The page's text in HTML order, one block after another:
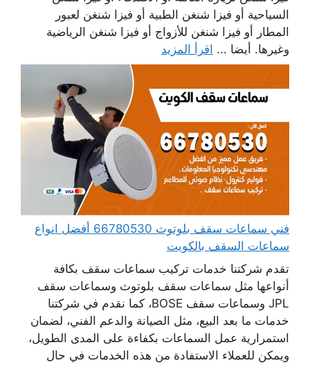
السياحية أو فيزا شنغن الطبية أو فيزا شنغن لعبور
المطار أو فيزا شنغن للأزواج أو فيزا شنغن الرياضية
وغيرها. أيضا ... اقرأ المزيد
فني سماعات سقف بلوتوث 66780530 أفضل انواع
سماعات السقف بالكويت
تقدم شركتنا خدمات تركيب سماعات سقف بكافة
أنواعها مثل سماعات سقف بلوتوث وسماعات سقف
JPL وسماعات سقف BOSE، كما نقدم في شركتنا
خدمات ما بعد البيع، مثل الصيانة والدعم الفني، لضمان
استمرارية عمل السماعات بكفاءة على المدى الطويل،
ويمكن للعملاء الاستفادة من هذه الخدمات في حال